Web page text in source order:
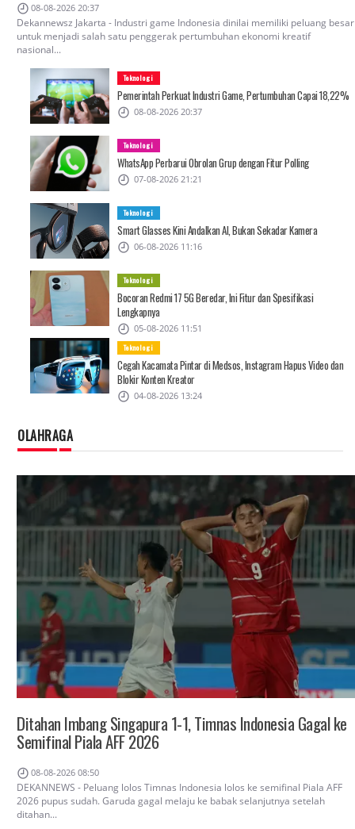
08-08-2026 20:37
Dekannewsz Jakarta - Industri game Indonesia dinilai memiliki peluang besar
untuk menjadi salah satu penggerak pertumbuhan ekonomi kreatif
nasional...
Teknologi
Pemerintah Perkuat Industri Game, Pertumbuhan Capai 18,22%
08-08-2026 20:37
Teknologi
WhatsApp Perbarui Obrolan Grup dengan Fitur Polling
07-08-2026 21:21
Teknologi
Smart Glasses Kini Andalkan AI, Bukan Sekadar Kamera
06-08-2026 11:16
Teknologi
Bocoran Redmi 17 5G Beredar, Ini Fitur dan Spesifikasi
Lengkapnya
05-08-2026 11:51
Teknologi
Cegah Kacamata Pintar di Medsos, Instagram Hapus Video dan
Blokir Konten Kreator
04-08-2026 13:24
OLAHRAGA
Ditahan Imbang Singapura 1-1, Timnas Indonesia Gagal ke
Semifinal Piala AFF 2026
08-08-2026 08:50
DEKANNEWS - Peluang lolos Timnas Indonesia lolos ke semifinal Piala AFF
2026 pupus sudah. Garuda gagal melaju ke babak selanjutnya setelah
ditahan...